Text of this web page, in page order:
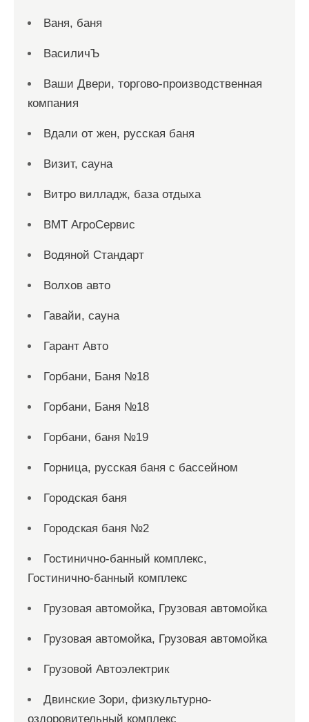
Ваня, баня
ВасиличЪ
Ваши Двери, торгово-производственная
компания
Вдали от жен, русская баня
Визит, сауна
Витро вилладж, база отдыха
ВМТ АгроСервис
Водяной Стандарт
Волхов авто
Гавайи, сауна
Гарант Авто
Горбани, Баня №18
Горбани, Баня №18
Горбани, баня №19
Горница, русская баня с бассейном
Городская баня
Городская баня №2
Гостинично-банный комплекс,
Гостинично-банный комплекс
Грузовая автомойка, Грузовая автомойка
Грузовая автомойка, Грузовая автомойка
Грузовой Автоэлектрик
Двинские Зори, физкультурно-
оздоровительный комплекс